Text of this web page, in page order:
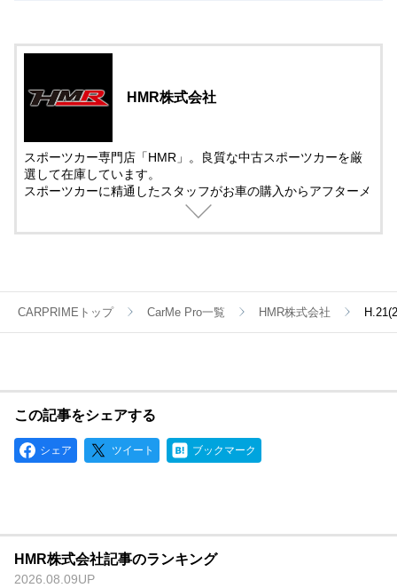
HMR株式会社
スポーツカー専門店「HMR」。良質な中古スポーツカーを厳
選して在庫しています。
スポーツカーに精通したスタッフがお車の購入からアフターメ
ンテナンス＆チューニングまでサポート。
CARPRIMEトップ CarMe Pro一覧 HMR株式会社
この記事をシェアする
シェア ツイート ブックマーク
HMR株式会社記事のランキング
2026.08.09UP